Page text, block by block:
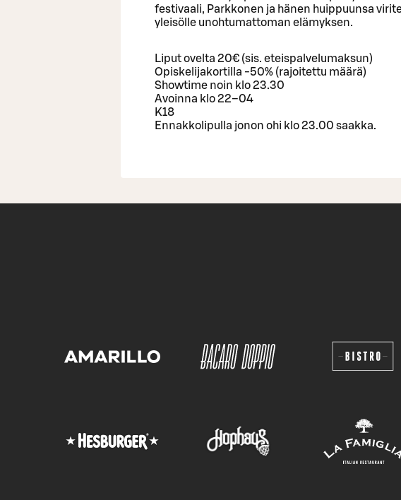
festivaali, Parkkonen ja hänen huippuunsa
yleisölle unohtumattoman elämyksen.
Liput ovelta 20€ (sis. eteispalvelumaksun)
Opiskelijakortilla -50% (rajoitettu määrä)
Showtime noin klo 23.30
Avoinna klo 22–04
K18
Ennakkolipulla jonon ohi klo 23.00 saakka.